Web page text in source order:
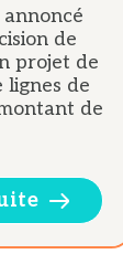
de
projet de
lignes de
de